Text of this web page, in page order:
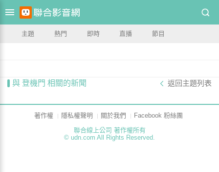
主題 熱門 即時 直播 節目
與 登機門 相關的新聞 返回主題列表
著作權 隱私權聲明 關於我們
Facebook 粉絲團
聯合線上公司 著作權所有
© udn.com All Rights Reserved.